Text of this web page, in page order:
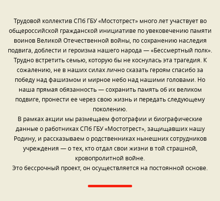
Трудовой коллектив СПб ГБУ «Мостотрест» много лет участвует во
общероссийской гражданской инициативе по увековечению памяти
воинов Великой Отечественной войны, по сохранению наследия
подвига, доблести и героизма нашего народа — «Бессмертный полк».
Трудно встретить семью, которую бы не коснулась эта трагедия. К
сожалению, не в наших силах лично сказать героям спасибо за
победу над фашизмом и мирное небо над нашими головами. Но
наша прямая обязанность — сохранить память об их великом
подвиге, пронести ее через свою жизнь и передать следующему
поколению.
В рамках акции мы размещаем фотографии и биографические
данные о работниках СПб ГБУ «Мостотрест», защищавших нашу
Родину, и рассказываем о родственниках нынешних сотрудников
учреждения — о тех, кто отдал свои жизни в той страшной,
кровопролитной войне.
Это бессрочный проект, он осуществляется на постоянной основе.